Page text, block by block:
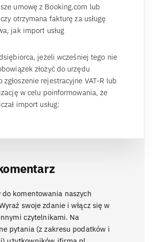
umowę z Booking.com lub
otrzymana fakturę za usługę
jak import usług
jeżeli wcześniej tego nie
złożyć do urzędu
zgłoszenie rejestracyjne VAT-R lub
w celu poinformowania, że
import usług:
do komentowania naszych
swoje zdanie i włącz się w
czytelnikami. Na
pytania (z zakresu podatków i